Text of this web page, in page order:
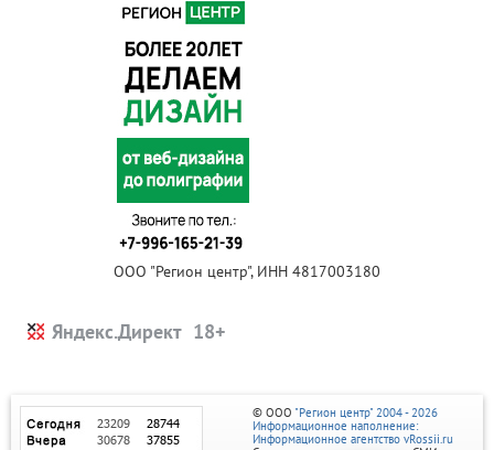
ООО "Регион центр", ИНН 4817003180
Яндекс.Директ
© ООО "Регион центр" 2004 - 2026
Информационное наполнение:
Информационное агентство vRossii.ru